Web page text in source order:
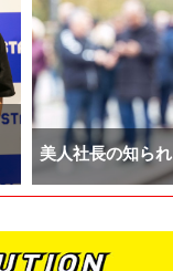
美人社長の知ら